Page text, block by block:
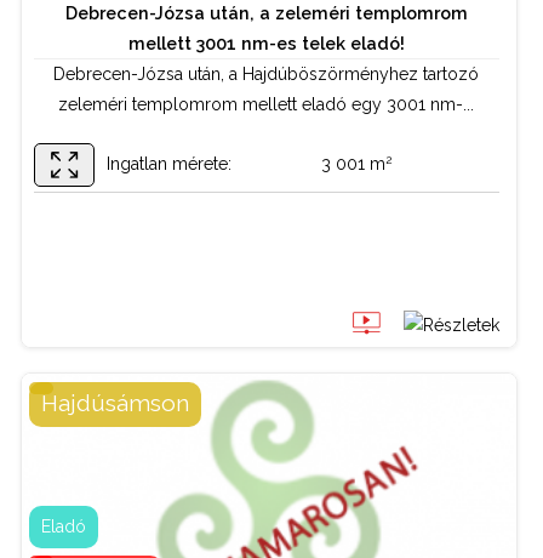
Debrecen-Józsa után, a zeleméri templomrom
mellett 3001 nm-es telek eladó!
Debrecen-Józsa után, a Hajdúböszörményhez tartozó
zeleméri templomrom mellett eladó egy 3001 nm-...
Ingatlan mérete: 3 001 m2
Hajdúsámson
Eladó
Telek / termőföld
Kapcsolattartó:
Bordás István